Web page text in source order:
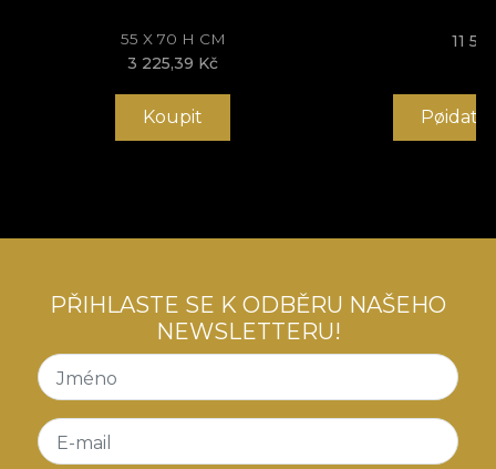
55 X 70 H CM
3 225,39 Kč
Koupit
11
Pøidat
PŘIHLASTE SE K ODBĚRU NAŠEHO
NEWSLETTERU!
Jméno
E-mail